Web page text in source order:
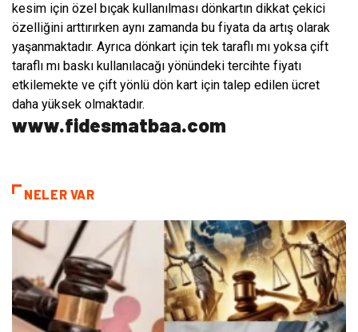
kesim için özel bıçak kullanılması dönkartın dikkat çekici
özelliğini arttırırken aynı zamanda bu fiyata da artış olarak
yaşanmaktadır. Ayrıca dönkart için tek taraflı mı yoksa çift
taraflı mı baskı kullanılacağı yönündeki tercihte fiyatı
etkilemekte ve çift yönlü dön kart için talep edilen ücret
daha yüksek olmaktadır.
www.fidesmatbaa.com
NELER VAR